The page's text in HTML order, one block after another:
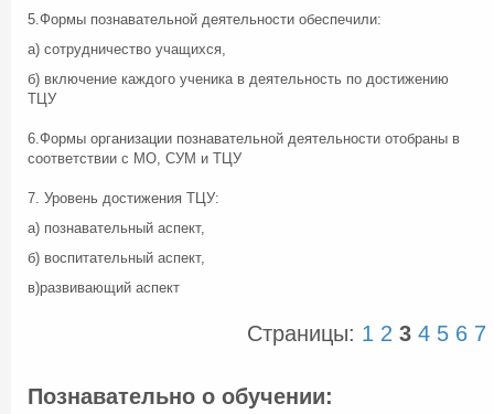
5.Формы познавательной деятельности обеспечили:
а) сотрудничество учащихся,
б) включение каждого ученика в деятельность по достижению
ТЦУ
6.Формы организации познавательной деятельности отобраны в
соответствии с МО, СУМ и ТЦУ
7. Уровень достижения ТЦУ:
а) познавательный аспект,
б) воспитательный аспект,
в)развивающий аспект
Страницы: 1 2 3 4 5 6 7
Познавательно о обучении: